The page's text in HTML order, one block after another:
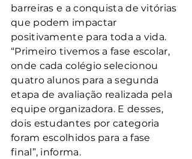
barreiras e a conquista de vitórias
que podem impactar
positivamente para toda a vida.
“Primeiro tivemos a fase escolar,
onde cada colégio selecionou
quatro alunos para a segunda
etapa de avaliação realizada pela
equipe organizadora. E desses,
dois estudantes por categoria
foram escolhidos para a fase
final”, informa.